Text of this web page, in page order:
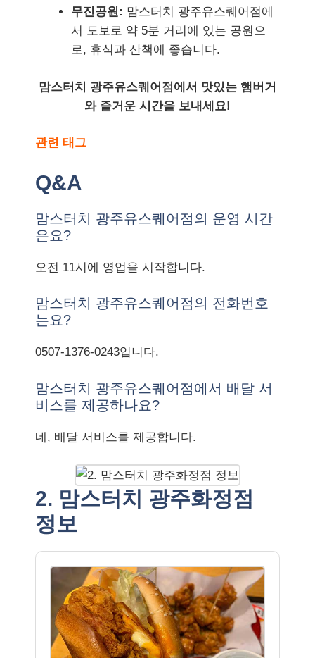
무진공원: 맘스터치 광주유스퀘어점에
서 도보로 약 5분 거리에 있는 공원으
로, 휴식과 산책에 좋습니다.
맘스터치 광주유스퀘어점에서 맛있는 햄버거
와 즐거운 시간을 보내세요!
관련 태그
Q&A
맘스터치 광주유스퀘어점의 운영 시간
은요?
오전 11시에 영업을 시작합니다.
맘스터치 광주유스퀘어점의 전화번호
는요?
0507-1376-0243입니다.
맘스터치 광주유스퀘어점에서 배달 서
비스를 제공하나요?
네, 배달 서비스를 제공합니다.
2. 맘스터치 광주화정점
정보